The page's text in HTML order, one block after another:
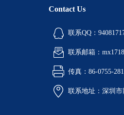
Contact Us
联系QQ：
联系邮箱：
传真：86-0755-
联系地址：深圳市